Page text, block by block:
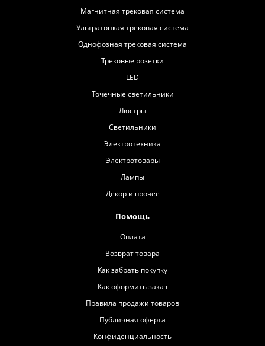
Магнитная трековая система
Ультратонкая трековая система
Однофозная трековая система
Трековые розетки
LED
Точечные светильники
Люстры
Светильники
Электротехника
Электротовары
Лампы
Декор и прочее
Помощь
Оплата
Возврат товара
Как забрать покупку
Как оформить заказ
Правила продажи товаров
Публичная оферта
Конфиденциальность